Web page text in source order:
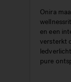
Onira
en een
versterkt
pure